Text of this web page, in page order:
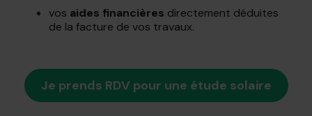
vos aides financières directement déduites
de la facture de vos travaux.
Je prends RDV pour une étude solaire